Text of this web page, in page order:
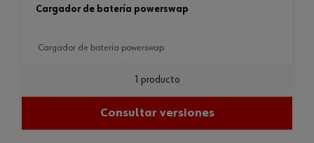
cargador de batería powerswap
cargador de batería powerswap
1 producto
Consultar versiones